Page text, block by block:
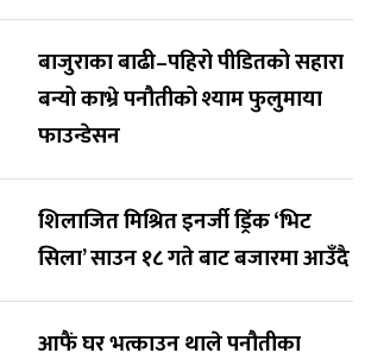
बाजुराका बाढी–पहिरो पीडितको सहारा
बन्यो काभ्रे पनौतीको श्याम फुलुमाया
फाउन्डेसन
शिलाजित मिश्रित इनर्जी ड्रिंक ‘भिट
सिला’ साउन १८ गते बाट बजारमा आउँदै
आफैं घर भत्काउन थाले पनौतीका